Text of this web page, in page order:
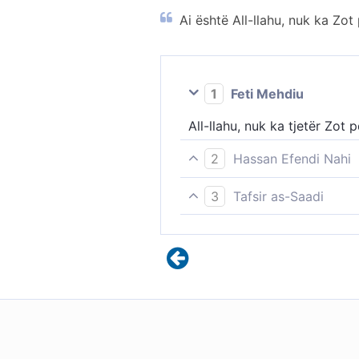
Ai është All-llahu, nuk ka
1
Feti Mehdiu
All-llahu, nuk ka tjetër Zot
2
Hassan Efendi Nahi
Allahu, nuk ka zot tjetër
3
Tafsir as-Saadi
Vetëm Ai duhet adhuruar
vetëm tek Ai me gjithë
Ai ka Emrat më të Bukur.